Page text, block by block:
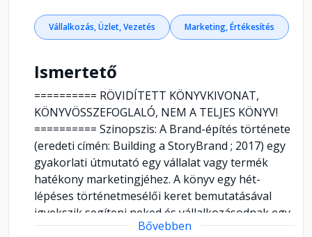
Vállalkozás, Üzlet, Vezetés Marketing, Értékesítés
Ismertető
========== RÖVIDÍTETT KÖNYVKIVONAT,
KÖNYVÖSSZEFOGLALÓ, NEM A TELJES KÖNYV!
========== Szinopszis: A Brand-építés története
(eredeti címén: Building a StoryBrand ; 2017) egy
gyakorlati útmutató egy vállalat vagy termék
hatékony marketingjéhez. A könyv egy hét-
lépéses történetmesélői keret bemutatásával
igyekszik segíteni neked és vállalkozásodnak egy
olyan egyértelműsített üzenet létrehozásában,
Bővebben